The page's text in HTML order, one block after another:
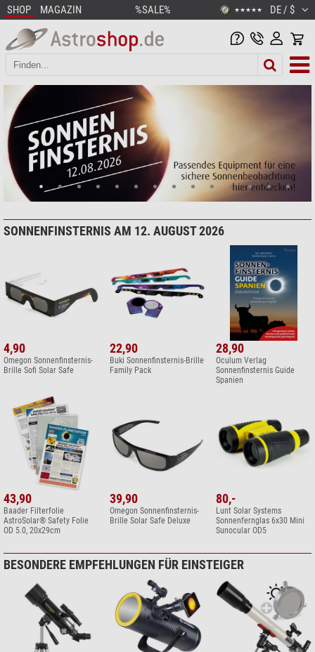
SHOP MAGAZIN %SALE% ★★★★★ DE / $
SONNENFINSTERNIS AM 12. AUGUST 2026
4,90
Omegon Sonnenfinsternis-
Brille Sofi Solar Safe
22,90
Buki Sonnenfinsternis-Brille
Family Pack
28,90
Oculum Verlag
Sonnenfinsternis Guide
Spanien
43,90
Baader Filterfolie
AstroSolar® Safety Folie
OD 5.0, 20x29cm
39,90
Omegon Sonnenfinsternis-
Brille Solar Safe Deluxe
80,-
Lunt Solar Systems
Sonnenfernglas 6x30 Mini
Sunocular OD5
BESONDERE EMPFEHLUNGEN FÜR EINSTEIGER